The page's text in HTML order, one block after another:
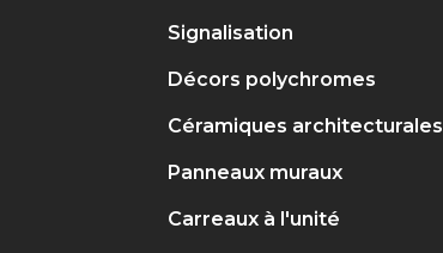
Signalisation
Décors polychromes
Céramiques architecturales
Panneaux muraux
Carreaux à l'unité